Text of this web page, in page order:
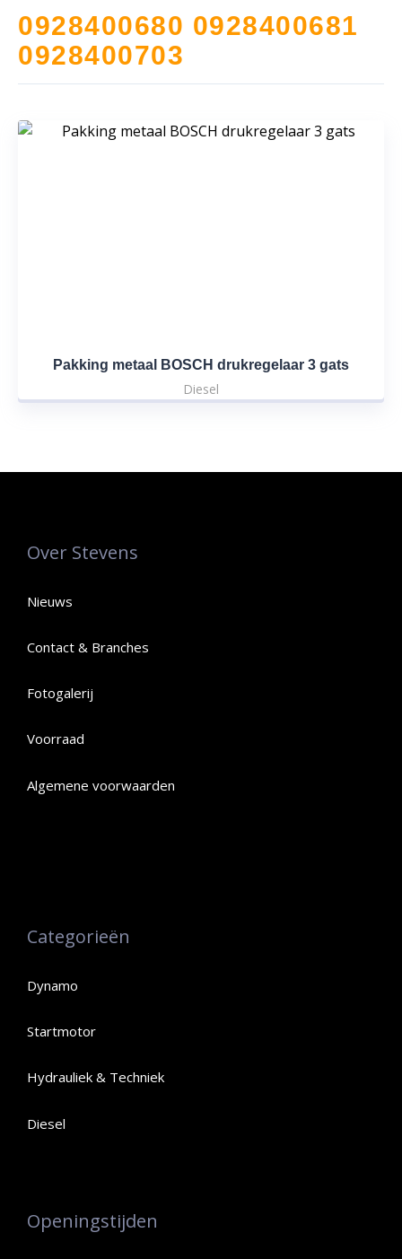
0928400680 0928400681
0928400703
Pakking metaal BOSCH drukregelaar 3 gats
Diesel
Over Stevens
Nieuws
Contact & Branches
Fotogalerij
Voorraad
Algemene voorwaarden
Categorieën
Dynamo
Startmotor
Hydrauliek & Techniek
Diesel
Openingstijden